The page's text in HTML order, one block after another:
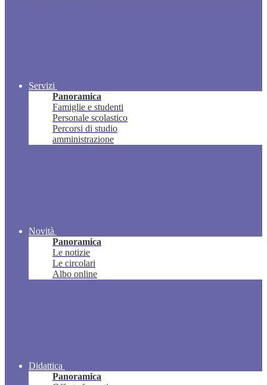
Servizi
Panoramica
Famiglie e studenti
Personale scolastico
Percorsi di studio
amministrazione
Novità
Panoramica
Le notizie
Le circolari
Albo online
Didattica
Panoramica